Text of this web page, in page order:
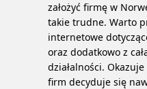
założyć firmę w
takie trudne. Warto
internetowe
oraz dodatkowo z
działalności.
firm decyduje się